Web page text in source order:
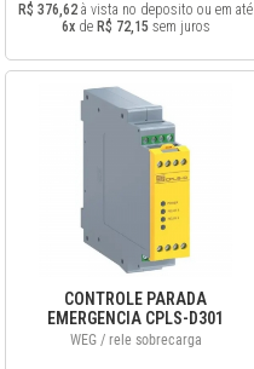
R$ 376,62 à vista no deposito ou em até
6xde R$ 72,15sem juros
CONTROLE PARADA
EMERGENCIA CPLS-D301
WEG / rele sobrecarga